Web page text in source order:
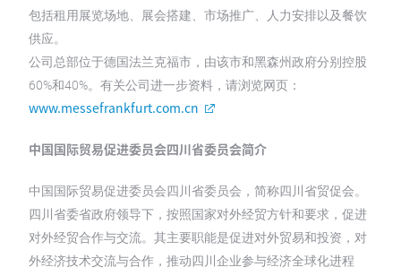
包括租用展览场地、展会搭建、市场推广、人力安排以及餐饮
供应。
公司总部位于德国法兰克福市，由该市和黑森州政府分别控股
60%和40%。有关公司进一步资料，请浏览网页：
www.messefrankfurt.com.cn
中国国际贸易促进委员会四川省委员会简介
中国国际贸易促进委员会四川省委员会，简称四川省贸促会。
四川省委省政府领导下，按照国家对外经贸方针和要求，促进
对外经贸合作与交流。其主要职能是促进对外贸易和投资，对
外经济技术交流与合作，推动四川企业参与经济全球化进程